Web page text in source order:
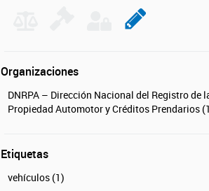
Organizaciones
DNRPA – Dirección Nacional del Registro de
Propiedad Automotor y Créditos Prendarios
Etiquetas
vehículos (1)